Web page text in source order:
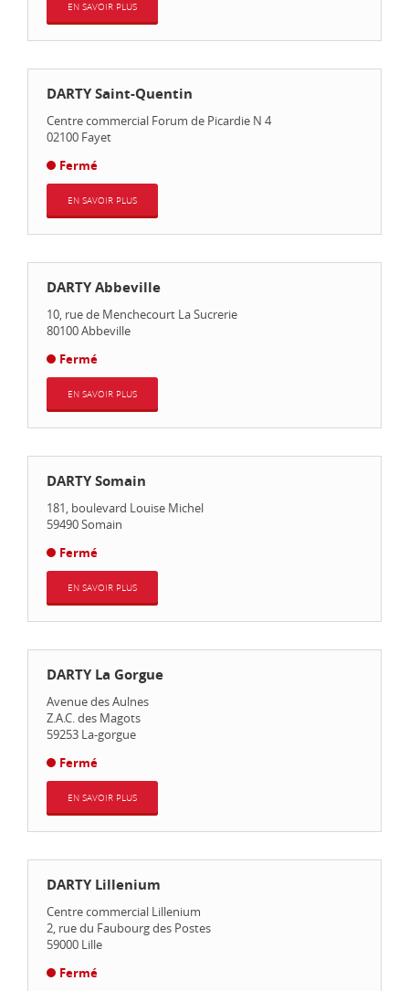
EN SAVOIR PLUS
DARTY Saint-Quentin
Centre commercial Forum de Picardie N 4
02100 Fayet
Fermé
EN SAVOIR PLUS
DARTY Abbeville
10, rue de Menchecourt La Sucrerie
80100Abbeville
Fermé
EN SAVOIR PLUS
DARTY Somain
181, boulevard Louise Michel
59490Somain
Fermé
EN SAVOIR PLUS
DARTY La Gorgue
Avenue des Aulnes
Z.A.C. des Magots
59253 La-gorgue
Fermé
EN SAVOIR PLUS
DARTY Lillenium
Centre commercial Lillenium
2, rue du Faubourg des Postes
59000 Lille
Fermé